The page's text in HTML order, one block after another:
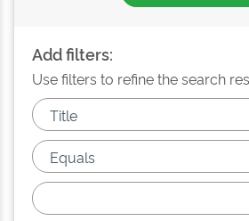
Add filters:
Use filters to refine the search